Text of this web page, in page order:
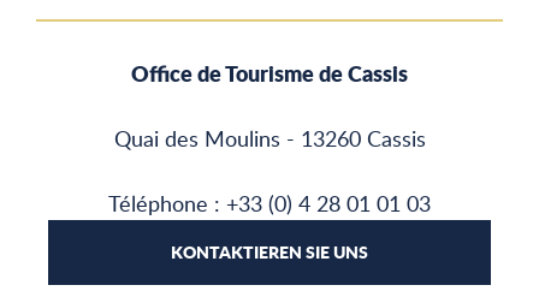
Office de Tourisme de Cassis
Quai des Moulins - 13260 Cassis
Téléphone : +33 (0) 4 28 01 01 03
KONTAKTIEREN SIE UNS